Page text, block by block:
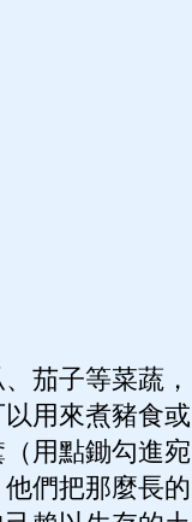
茄子等菜蔬，
用來煮豬食或
用點鋤勾進宛
們把那麼長的